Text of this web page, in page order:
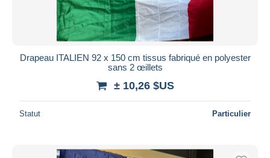
Drapeau ITALIEN 92 x 150 cm tissus fabriqué en polyester
sans 2 œillets
± 10,26 $US
Statut Particulier